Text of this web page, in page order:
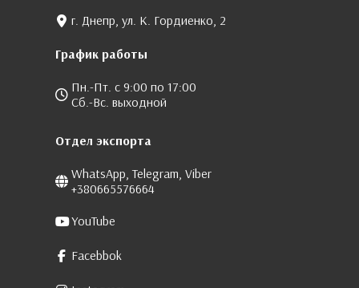
г. Днепр, ул. К. Гордиенко, 2
График работы
Пн.-Пт. с 9:00 по 17:00
Сб.-Вс. выходной
Отдел экспорта
WhatsApp, Telegram, Viber
+380665576664
YouTube
Facebbok